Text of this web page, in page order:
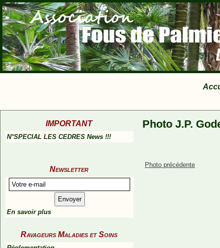
IMPORTANT
N°SPECIAL LES CEDRES News !!!
Newsletter
En savoir plus
Ravageurs Maladies et Soins
Photo J.P.
Photo précédente